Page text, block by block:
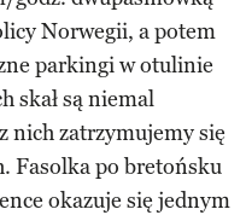
Norwegii, a potem
parkingi w otulinie
skał są niemal
nich zatrzymujemy się
Fasolka po bretońsku
okazuje się jednym